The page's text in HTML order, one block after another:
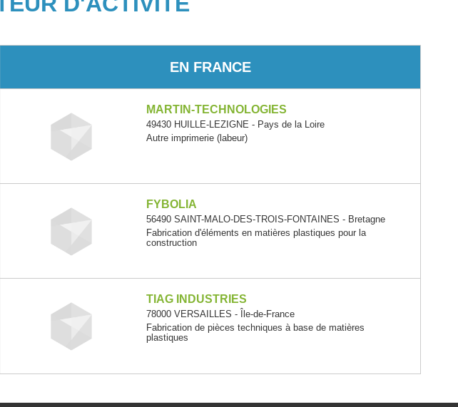
EN FRANCE
MARTIN-TECHNOLOGIES
49430 HUILLE-LEZIGNE - Pays de la Loire
Autre imprimerie (labeur)
FYBOLIA
56490 SAINT-MALO-DES-TROIS-FONTAINES - Bretagne
Fabrication d'éléments en matières plastiques pour la
construction
TIAG INDUSTRIES
78000 VERSAILLES - Île-de-France
Fabrication de pièces techniques à base de matières
plastiques